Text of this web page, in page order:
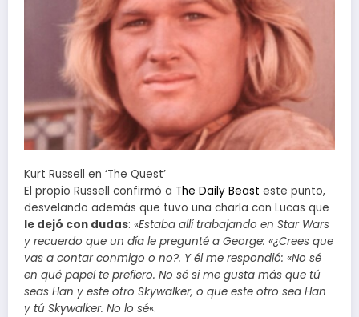
Kurt Russell en ‘The Quest’
El propio Russell confirmó a The Daily Beast este punto,
desvelando además que tuvo una charla con Lucas que
le dejó con dudas: «Estaba allí trabajando en Star Wars
y recuerdo que un día le pregunté a George: «¿Crees que
vas a contar conmigo o no?. Y él me respondió: «No sé
en qué papel te prefiero. No sé si me gusta más que tú
seas Han y este otro Skywalker, o que este otro sea Han
y tú Skywalker. No lo sé«.